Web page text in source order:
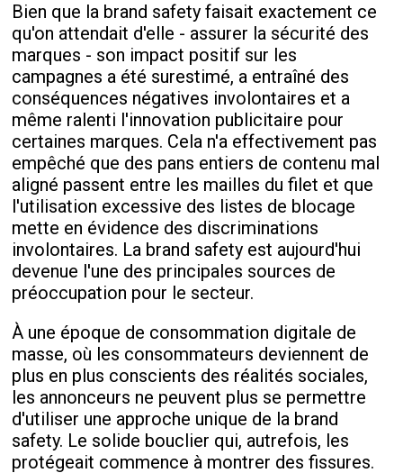
Bien que la brand safety faisait exactement ce
qu'on attendait d'elle - assurer la sécurité des
marques - son impact positif sur les
campagnes a été surestimé, a entraîné des
conséquences négatives involontaires et a
même ralenti l'innovation publicitaire pour
certaines marques. Cela n'a effectivement pas
empêché que des pans entiers de contenu mal
aligné passent entre les mailles du filet et que
l'utilisation excessive des listes de blocage
mette en évidence des discriminations
involontaires. La brand safety est aujourd'hui
devenue l'une des principales sources de
préoccupation pour le secteur.
À une époque de consommation digitale de
masse, où les consommateurs deviennent de
plus en plus conscients des réalités sociales,
les annonceurs ne peuvent plus se permettre
d'utiliser une approche unique de la brand
safety. Le solide bouclier qui, autrefois, les
protégeait commence à montrer des fissures.